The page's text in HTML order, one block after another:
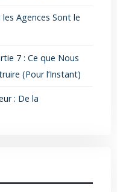
Agences Sont le
7 : Ce que Nous
(Pour l’Instant)
: De la